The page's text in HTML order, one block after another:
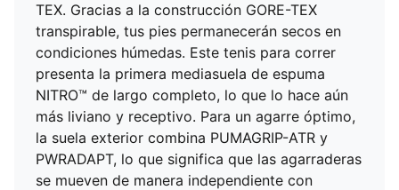
TEX. Gracias a la construcción GORE-TEX
transpirable, tus pies permanecerán secos en
condiciones húmedas. Este tenis para correr
presenta la primera mediasuela de espuma
NITRO™ de largo completo, lo que lo hace aún
más liviano y receptivo. Para un agarre óptimo,
la suela exterior combina PUMAGRIP-ATR y
PWRADAPT, lo que significa que las agarraderas
se mueven de manera independiente con